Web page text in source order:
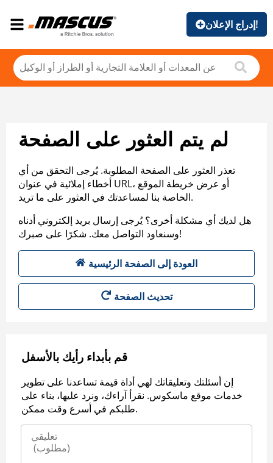
إدراج الإعلان!
لم يتم العثور على الصفحة
تعذر العثور على الصفحة المطلوبة. يُرجى التحقق من أي
أخطاء إملائية في عنوان URL، أو عرض خريطة الموقع
الخاصة بنا لمساعدتك في العثور على ما تريد.
هل لديك أي مشكلة أخرى؟ يُرجى إرسال بريد إلكتروني أدناه
وسنعاود التواصل معك. شكرًا على صبرك!
العودة إلى الصفحة الرئيسية
تحديث الصفحة
قم بأبداء رأيك بالأسفل
إن أسئلتك وتعليقاتك لهي أداة قيمة تساعدنا على تطوير
خدمات موقع ماسكوس. نقرأ آراءك، ونرد عليها، بناء على
طلبكم في أسرع وقت ممكن.